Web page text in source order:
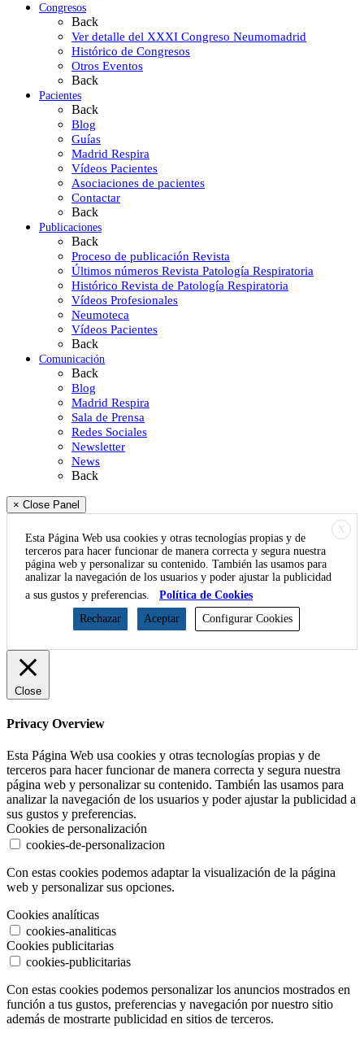
Congresos
Back
Ver detalle del XXXI Congreso Neumomadrid
Histórico de Congresos
Otros Eventos
Back
Pacientes
Back
Blog
Guías
Madrid Respira
Vídeos Pacientes
Asociaciones de pacientes
Contactar
Back
Publicaciones
Back
Proceso de publicación Revista
Últimos números Revista Patología Respiratoria
Histórico Revista de Patología Respiratoria
Vídeos Profesionales
Neumoteca
Vídeos Pacientes
Back
Comunicación
Back
Blog
Madrid Respira
Sala de Prensa
Redes Sociales
Newsletter
News
Back
× Close Panel
X
Esta Página Web usa cookies y otras tecnologías propias y de
terceros para hacer funcionar de manera correcta y segura nuestra
página web y personalizar su contenido. También las usamos para
analizar la navegación de los usuarios y poder ajustar la publicidad
a sus gustos y preferencias.
Política de Cookies
Rechazar
Aceptar Configurar Cookies
Close
Privacy Overview
Esta Página Web usa cookies y otras tecnologías propias y de
terceros para hacer funcionar de manera correcta y segura nuestra
página web y personalizar su contenido. También las usamos para
analizar la navegación de los usuarios y poder ajustar la publicidad a
sus gustos y preferencias.
Cookies de personalización
cookies-de-personalizacion
Con estas cookies podemos adaptar la visualización de la página
web y personalizar sus opciones.
Cookies analíticas
cookies-analiticas
Cookies publicitarias
cookies-publicitarias
Con estas cookies podemos personalizar los anuncios mostrados en
función a tus gustos, preferencias y navegación por nuestro sitio
además de mostrarte publicidad en sitios de terceros.